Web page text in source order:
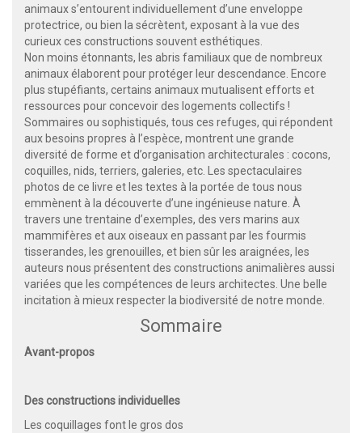
animaux s’entourent individuellement d’une enveloppe
protectrice, ou bien la sécrètent, exposant à la vue des
curieux ces constructions souvent esthétiques.
Non moins étonnants, les abris familiaux que de nombreux
animaux élaborent pour protéger leur descendance. Encore
plus stupéfiants, certains animaux mutualisent efforts et
ressources pour concevoir des logements collectifs !
Sommaires ou sophistiqués, tous ces refuges, qui répondent
aux besoins propres à l’espèce, montrent une grande
diversité de forme et d’organisation architecturales : cocons,
coquilles, nids, terriers, galeries, etc. Les spectaculaires
photos de ce livre et les textes à la portée de tous nous
emmènent à la découverte d’une ingénieuse nature. À
travers une trentaine d’exemples, des vers marins aux
mammifères et aux oiseaux en passant par les fourmis
tisserandes, les grenouilles, et bien sûr les araignées, les
auteurs nous présentent des constructions animalières aussi
variées que les compétences de leurs architectes. Une belle
incitation à mieux respecter la biodiversité de notre monde.
Sommaire
Avant-propos
Des constructions individuelles
Les coquillages font le gros dos